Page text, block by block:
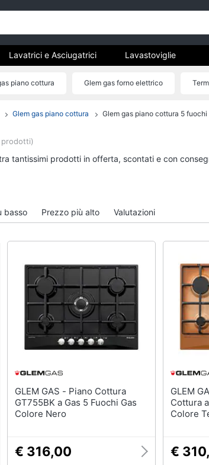
Lavatrici e Asciugatrici
Vedi tutti
Lavastoviglie
Vedi tutti
Aspirapolvere Dyson
Aspirapolvere
Scopa a vapore
Vedi tutti
Friggitrice ad aria
Macchina caffè
Vedi tutti
Elettrodomestici in offerta
Frigoriferi in offerta
Microonde in offerta
Lavatrici e Asciugatrici Lavastoviglie
piano cottura Glem gas forno elettrico
da incasso GlemGas Accessori glem gas
Glem gas piano cottura Glem gas piano cottura 5 fuochi
prodotti)
tantissimi prodotti in offerta, scontati e con
basso Prezzo più alto Valutazioni
GLEM GAS - Piano Cottura
GT755BK a Gas 5 Fuochi Gas
Colore Nero
€ 316,00
GLEM GAS -
Cottura
Colore
€